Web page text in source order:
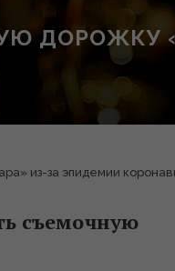
ДОРОЖКУ
из-за эпидемии
съемочную